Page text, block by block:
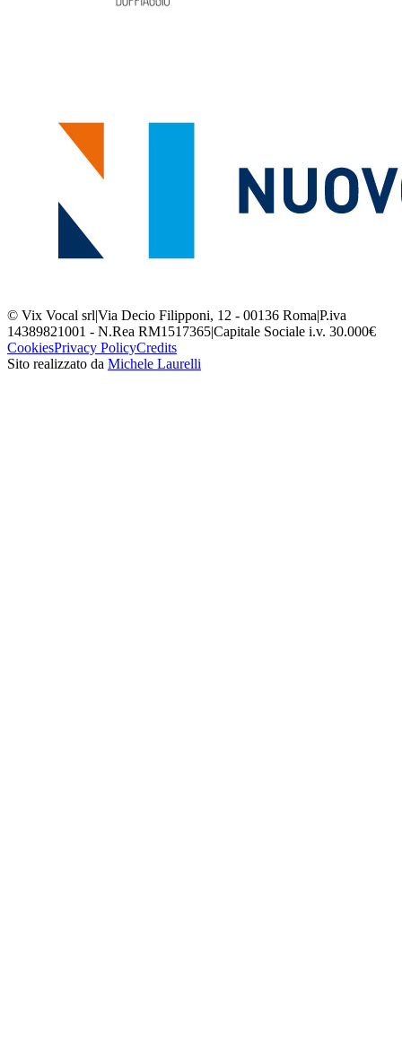
© Vix Vocal srl|Via Decio Filipponi, 12 - 00136 Roma|P.iva
14389821001 - N.Rea RM1517365|Capitale Sociale i.v. 30.000€
CookiesPrivacy PolicyCredits
Sito realizzato da Michele Laurelli